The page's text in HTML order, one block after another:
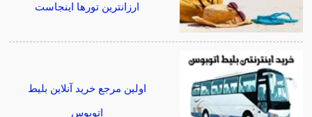
ارزانترین تورها اینجاست
اولین مرجع خرید آنلاین بلیط
اتوبوس